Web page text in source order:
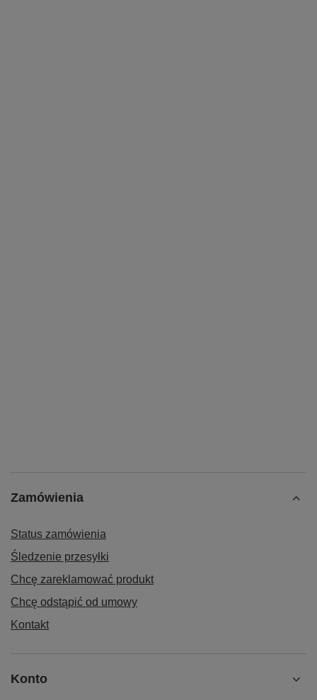
Zamówienia
Status zamówienia
Śledzenie przesyłki
Chcę zareklamować produkt
Chcę odstąpić od umowy
Kontakt
Konto